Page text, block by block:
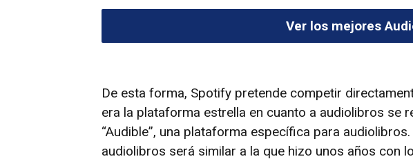
Ver los mejores
De esta forma, Spotify pretende competir
era la plataforma estrella en cuanto a audiolibros se
“Audible”, una plataforma específica para
audiolibros será similar a la que hizo unos años con